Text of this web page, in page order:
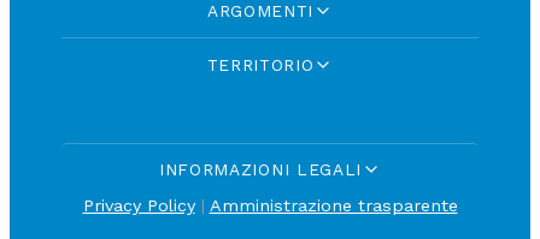
ARGOMENTI
TERRITORIO
INFORMAZIONI LEGALI
Privacy Policy| Amministrazione trasparente